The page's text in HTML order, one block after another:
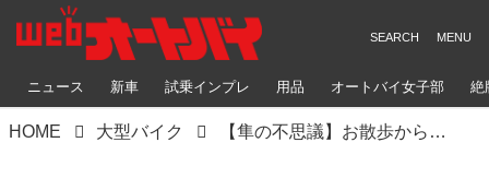
ニュース 新車 試乗インプレ 用品 オートバイ女子部 絶
HOME 大型バイク 【隼の不思議】お散歩からロングツーリングまで？ 隼が持つ『謎の万能さ』について【SUZUKI Hayabusa ツーリングインプレ・レビュー 後編】